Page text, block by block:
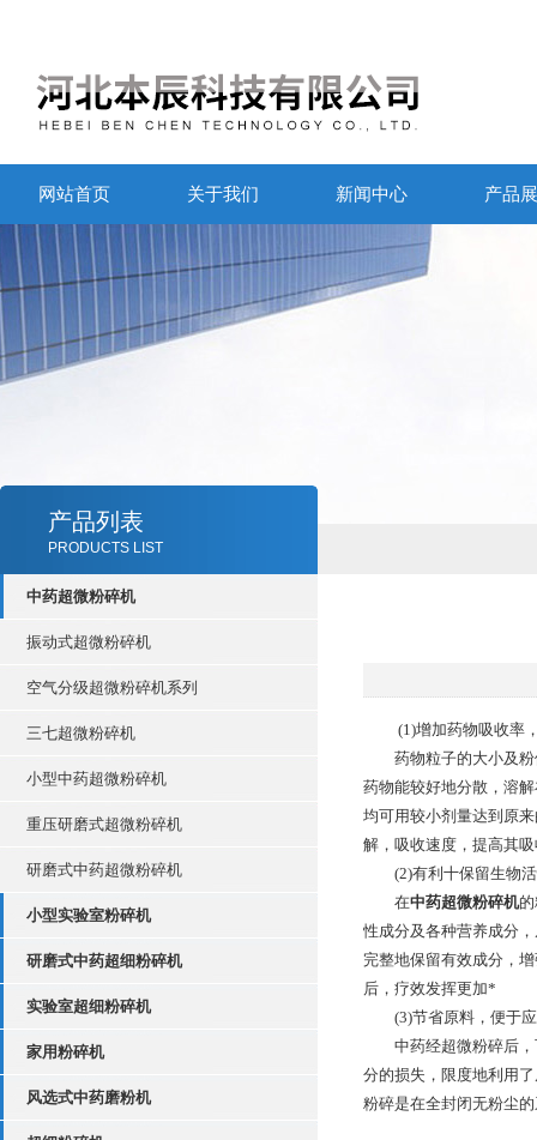
网站首页 关于我们 新闻中心 产品
产品列表
PRODUCTS LIST
中药超微粉碎机
振动式超微粉碎机
空气分级超微粉碎机系列
三七超微粉碎机
小型中药超微粉碎机
重压研磨式超微粉碎机
研磨式中药超微粉碎机
小型实验室粉碎机
研磨式中药超细粉碎机
实验室超细粉碎机
家用粉碎机
风选式中药磨粉机
(1)增加药物吸收率，
药物粒子的大小及粉
药物能较好地分散，溶
均可用较小剂量达到原
解，吸收速度，提高其
(2)有利十保留生物活
在中药超微粉碎机
性成分及各种营养成分
完整地保留有效成分，
后，疗效发挥更加*
(3)节省原料，便于应
中药经超微粉碎后，
分的损失，限度地利用
粉碎是在全封闭无粉尘